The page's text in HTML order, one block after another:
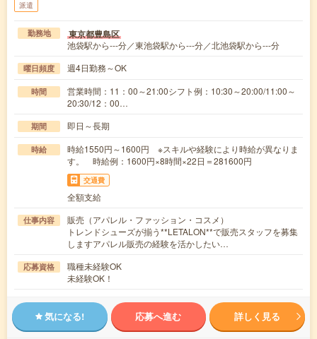
派遣
勤務地 東京都豊島区
池袋駅から---分／東池袋駅から---分／北池袋駅から---分
曜日頻度 週4日勤務～OK
時間
営業時間：11：00～21:00シフト例：10:30～20:00/11:00～
20:30/12：00…
期間 即日～長期
時給
時給1550円～1600円 ※スキルや経験により時給が異なりま
す。 時給例：1600円×8時間×22日＝281600円
交通費
全額支給
仕事内容
販売（アパレル・ファッション・コスメ）
トレンドシューズが揃う**LETALON**で販売スタッフを募集
しますアパレル販売の経験を活かしたい…
応募資格
職種未経験OK
未経験OK！
気になる! 応募へ進む 詳しく見る